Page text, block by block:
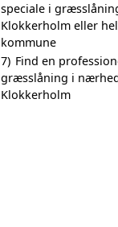
speciale i
Klokkerholm eller
kommune
7) Find en
græsslåning i
Klokkerholm